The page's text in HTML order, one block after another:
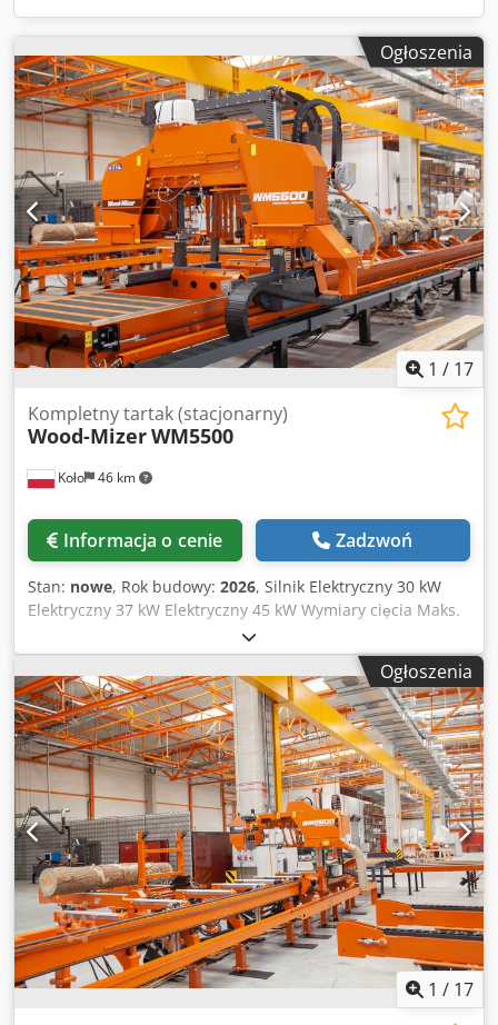
Ogłoszenia
1 / 17
Koło 46 km
Kompletny tartak (stacjonarny)
Wood-MizerWM5500
Informacja o cenie Zadzwoń
Stan: nowe, Rok budowy: 2026, Silnik Elektryczny 30 kW
Elektryczny 37 kW Elektryczny 45 kW Wymiary cięcia Maks.
średnica kłody 105 cm Maks. długość kłody 4,5 m (Łoże S)
8,4 m (Łoże L) Do 12 m (niestandardowe) Prześwit między
rolkami 90 cm Maks. szerokość cięcia (kantówka) 85 cm
Wyposażenie głowicy Urządzenie do automatycznego
ustawienia grubości cięcia (Setworks) Przemysłowy
sterownik PLC z trybem automatycznym Posuw głowicy
góra/dół Elektryczny (Serwo) Posuw głowicy przód/tył
Elektryczny Ramię prowadnika brzeszczotu Elektryczny
(sterowany joystickiem) System czyszczenia brzeszczotu
Automatyczne smarowanie mgłą olejową ze
wspomaganiem pneumatycznym System naciągu
brzeszczotu Elektryczny hydrauliczny z akumulatorem
ciśnienia Korowarka Opcjonalna Średnica otworu
odprowadzania trocin 150 mm (6") Cechy głowicy Cztery
kamery System zrzutu desek Dodatkowe opcje Laser
Brzeszczot Długość 6270 mm Szerokość 50 mm 75 mm
(Standard) 100 mm 120 mm Koła prowadzące brzeszczot
Ogłoszenia
1 / 17